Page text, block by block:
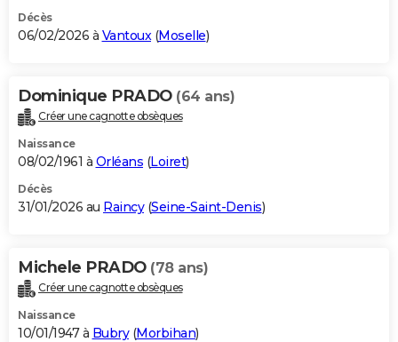
Décès
06/02/2026 à Vantoux(Moselle)
Dominique PRADO (64 ans)
Créer une cagnotte obsèques
Naissance
08/02/1961 à Orléans (Loiret)
Décès
31/01/2026 au Raincy(Seine-Saint-Denis)
Michele PRADO (78 ans)
Créer une cagnotte obsèques
Naissance
10/01/1947 à Bubry(Morbihan)